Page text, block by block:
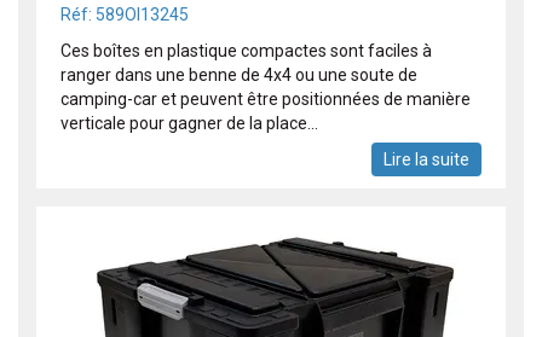
Réf: 589OI13245
Ces boîtes en plastique compactes sont faciles à
ranger dans une benne de 4x4 ou une soute de
camping-car et peuvent être positionnées de manière
verticale pour gagner de la place...
Lire la suite